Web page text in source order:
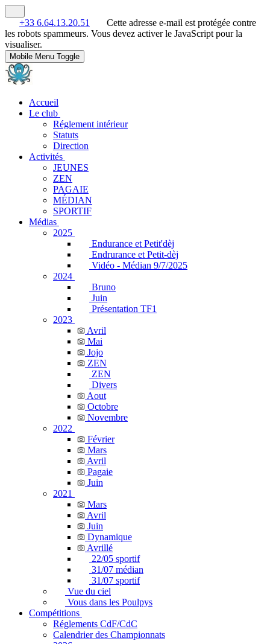
+33 6.64.13.20.51
Cette adresse e-mail est protégée contre
les robots spammeurs. Vous devez activer le JavaScript pour la
visualiser.
Mobile Menu Toggle
Accueil
Le club
Réglement intérieur
Statuts
Direction
Activités
JEUNES
ZEN
PAGAIE
MÉDIAN
SPORTIF
Médias
2025
Endurance et Petit'dèj
Endrurance et Petit-dèj
Vidéo - Médian 9/7/2025
2024
Bruno
Juin
Présentation TF1
2023
Avril
Mai
Jojo
ZEN
ZEN
Divers
Aout
Octobre
Novembre
2022
Février
Mars
Avril
Pagaie
Juin
2021
Mars
Avril
Juin
Dynamique
Avrillé
22/05 sportif
31/07 médian
31/07 sportif
Vue du ciel
Vous dans les Poulpys
Compétitions
Réglements CdF/CdC
Calendrier des Championnats